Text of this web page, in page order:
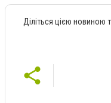
Діліться цією новиною